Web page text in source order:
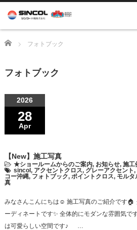
Home フォトブック
フォトブック
2026
28
Apr
【New】施工写真
★ショールームからのご案内, お知らせ, 施工
sincol, アクセントクロス, グレーアクセント,
コー沖縄, フォトブック, ポイントクロス, モルタ
真
みなさんこんにちは☺ 施工写真のご紹介です🏠
ーディネートです✨ 全体的にモダンな雰囲気で
は可愛らしい空間です♪ …